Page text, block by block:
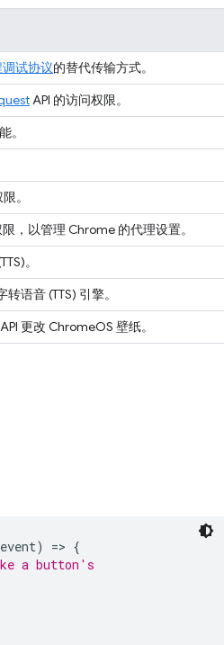
试协议的替代传输方式。
API 的访问权限。
。
。
，以管理 Chrome 的代理设置。
。
语音 (TTS) 引擎。
API 更改 ChromeOS 壁纸。
event) => {
a button's